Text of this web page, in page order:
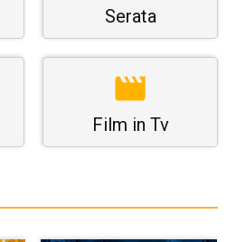
Serata
Film in Tv